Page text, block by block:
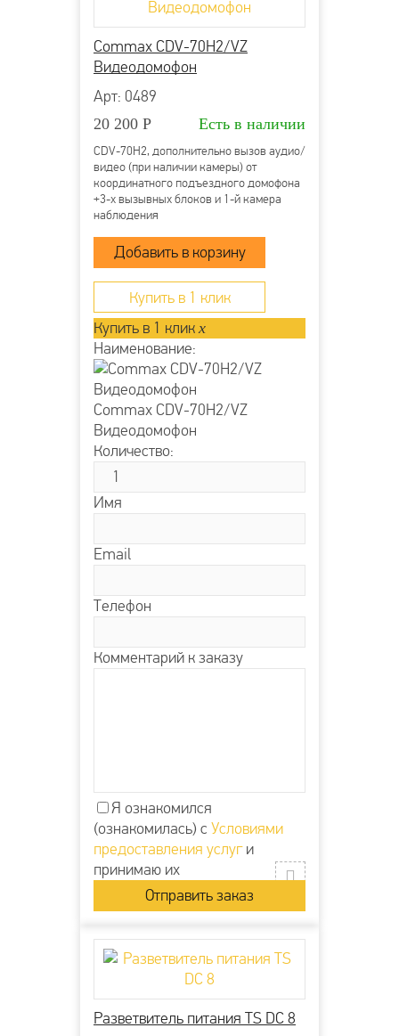
Commax CDV-70H2/VZ
Видеодомофон
Арт: 0489
20 200 Р Есть в наличии
CDV-70H2, дополнительно вызов аудио/
видео (при наличии камеры) от
координатного подъездного домофона
+3-х вызывных блоков и 1-й камера
наблюдения
Купить в 1 клик
Купить в 1 клик x
Наименование:
Commax CDV-70H2/VZ
Видеодомофон
Количество:
Имя
Email
Телефон
Комментарий к заказу
Я ознакомился
(ознакомилась) с Условиями
предоставления услуги
принимаю их
Разветвитель питания TS DC 8